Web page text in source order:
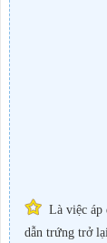
Là việc áp
dẫn trứng trở